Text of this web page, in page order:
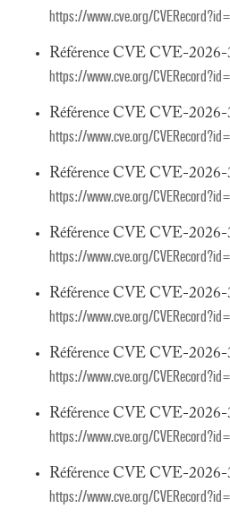
https://www.cve.org/
Référence CVE CVE-2026-
https://www.cve.org/
Référence CVE CVE-
https://www.cve.org/
Référence CVE CVE-2026-
https://www.cve.org/
Référence CVE CVE-
https://www.cve.org/
Référence CVE CVE-2026-
https://www.cve.org/
Référence CVE CVE-
https://www.cve.org/
Référence CVE CVE-2026-
https://www.cve.org/
Référence CVE CVE-
https://www.cve.org/